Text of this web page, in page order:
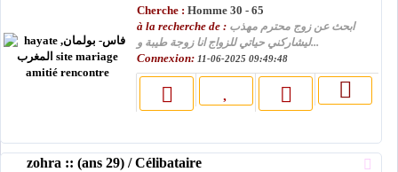
Cherche : Homme 30 - 65
à la recherche de : ابحث عن زوج محترم مهذب
ليشاركني حياتي للزواج انا زوجة طيبة و...
Connexion: 11-06-2025 09:49:48
zohra :: (ans 29) / Célibataire